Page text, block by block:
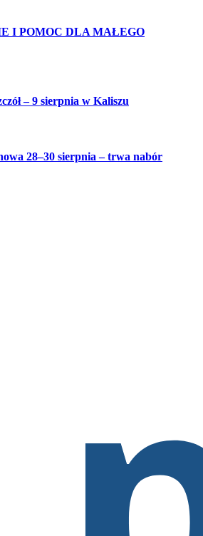
I POMOC DLA MAŁEGO
– 9 sierpnia w Kaliszu
28–30 sierpnia – trwa nabór